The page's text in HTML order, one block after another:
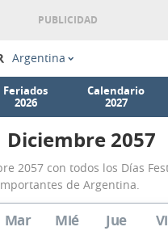
Argentina
Feriados
2026
Calendario
2027
Calendario
Diciembre
2057
Diciembre 2057
2057 con todos los Días
de Argentina.
Mar Mié Jue